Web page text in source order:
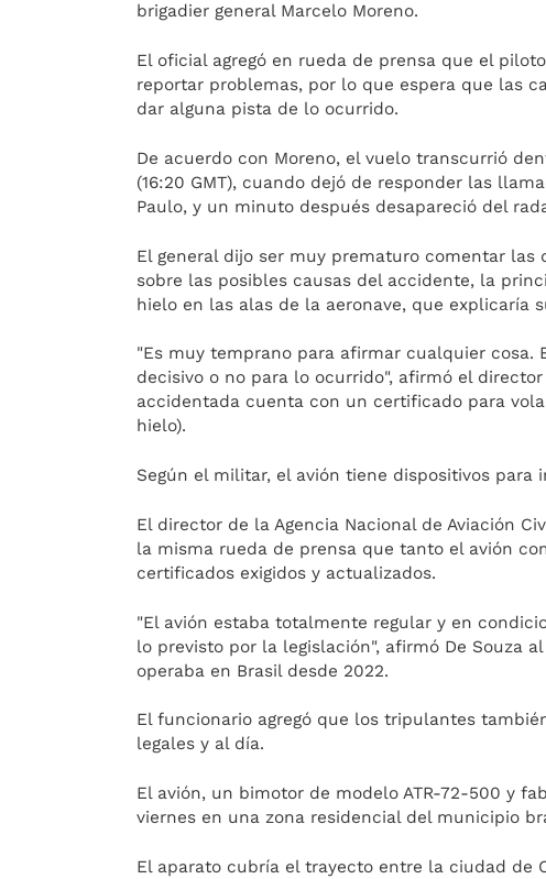
brigadier general Marcelo Moreno.
El oficial agregó en rueda de prensa que el
reportar problemas, por lo que espera que las
dar alguna pista de lo ocurrido.
De acuerdo con Moreno, el vuelo transcurrió
(16:20 GMT), cuando dejó de responder las
Paulo, y un minuto después desapareció del
El general dijo ser muy prematuro comentar
sobre las posibles causas del accidente, la
hielo en las alas de la aeronave, que explicaría
"Es muy temprano para afirmar cualquier
decisivo o no para lo ocurrido", afirmó el
accidentada cuenta con un certificado para
hielo).
Según el militar, el avión tiene dispositivos
El director de la Agencia Nacional de Aviación
la misma rueda de prensa que tanto el avión
certificados exigidos y actualizados.
"El avión estaba totalmente regular y en
lo previsto por la legislación", afirmó De Souza
operaba en Brasil desde 2022.
El funcionario agregó que los tripulantes
legales y al día.
El avión, un bimotor de modelo ATR-72-500 y
viernes en una zona residencial del municipio
El aparato cubría el trayecto entre la ciudad de